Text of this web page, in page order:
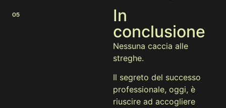
05
In
conclusione
Nessuna caccia alle
streghe.
Il segreto del successo
professionale, oggi, è
riuscire ad accogliere